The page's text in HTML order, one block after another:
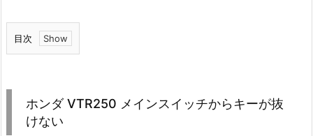
目次
1.
ダ
V
ホンダ VTR250 メインスイッチからキーが抜
けない